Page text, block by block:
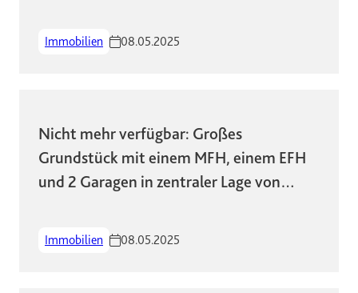
Immobilien 08.05.2025
Nicht mehr verfügbar: Großes
Grundstück mit einem MFH, einem EFH
und 2 Garagen in zentraler Lage von
Immobilien 08.05.2025